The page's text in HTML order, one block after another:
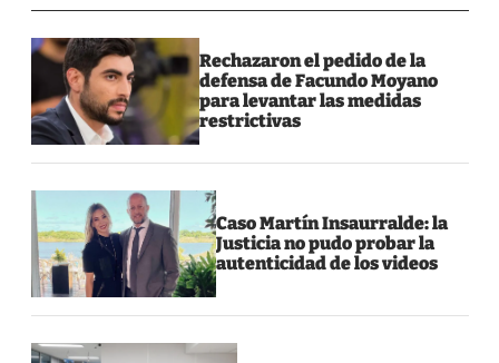
Rechazaron el pedido de la
defensa de Facundo Moyano
para levantar las medidas
restrictivas
Caso Martín Insaurralde: la
Justicia no pudo probar la
autenticidad de los videos